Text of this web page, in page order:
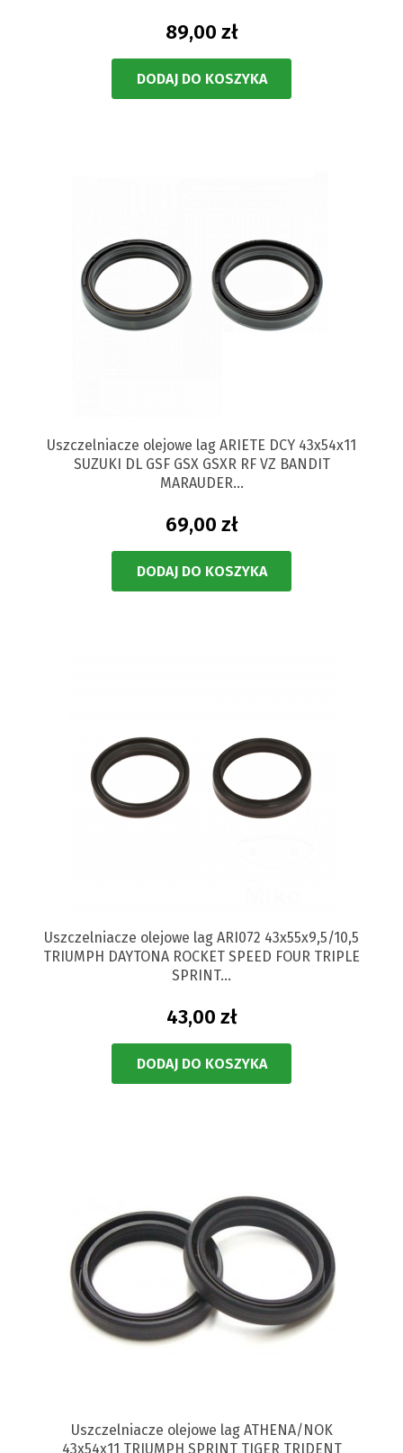
89,00 zł
DODAJ DO KOSZYKA
Uszczelniacze olejowe lag ARIETE DCY 43x54x11
SUZUKI DL GSF GSX GSXR RF VZ BANDIT
MARAUDER...
69,00 zł
DODAJ DO KOSZYKA
Uszczelniacze olejowe lag ARI072 43x55x9,5/10,5
TRIUMPH DAYTONA ROCKET SPEED FOUR TRIPLE
SPRINT...
43,00 zł
DODAJ DO KOSZYKA
Uszczelniacze olejowe lag ATHENA/NOK
43x54x11 TRIUMPH SPRINT TIGER TRIDENT